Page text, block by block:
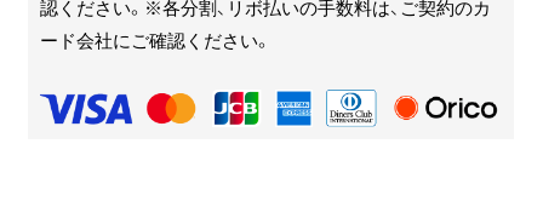
認ください。※各分割、リボ払いの手数料は、ご契約のカ
ード会社にご確認ください。